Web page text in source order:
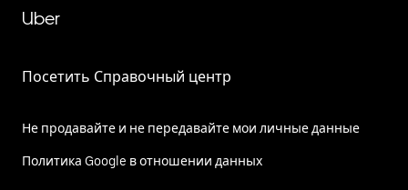
Uber
Посетить Справочный центр
Не продавайте и не передавайте мои личные данные
Политика Google в отношении данных